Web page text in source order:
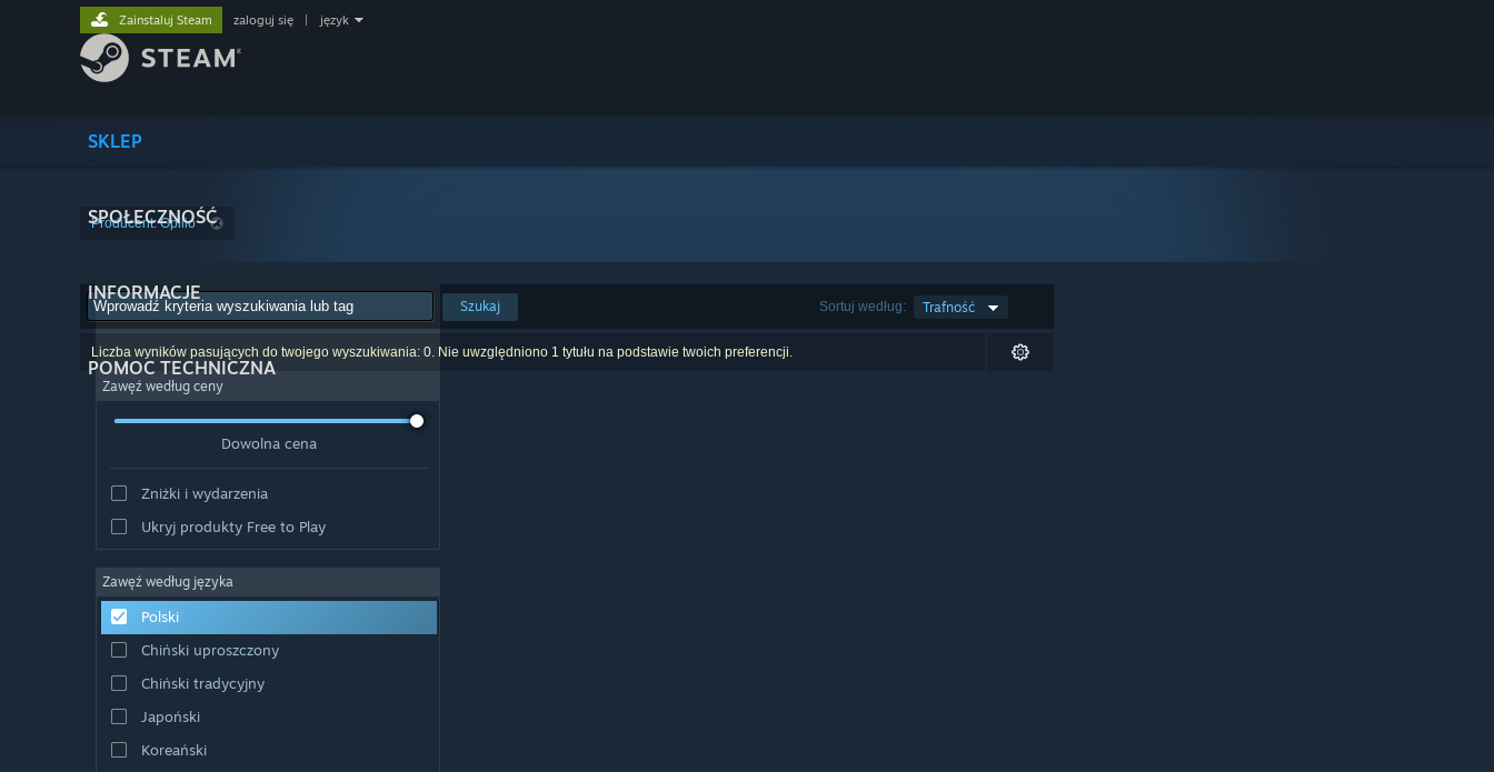
SKLEP
SPOŁECZNOŚĆ
INFORMACJE
POMOC TECHNICZNA
Zainstaluj Steam zaloguj się język
Producent: Opilio
Sortuj według: Trafność
Szukaj
Liczba wyników pasujących do twojego wyszukiwania: 0. Nie uwzględniono 1 tytułu na podstawie twoich preferencji.
Zawęź według ceny
Dowolna cena
Zniżki i wydarzenia
Ukryj produkty Free to Play
Zawęź według języka
Polski
Chiński uproszczony
Chiński tradycyjny
Japoński
Koreański